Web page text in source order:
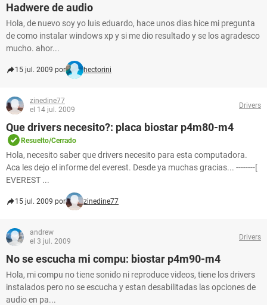
Hadwere de audio
Hola, de nuevo soy yo luis eduardo, hace unos dias hice mi pregunta
de como instalar windows xp y si me dio resultado y se los agradesco
mucho. ahor...
15 jul. 2009 por hectorini
zinedine77
el 14 jul. 2009
Drivers
Que drivers necesito?: placa biostar p4m80-m4
Resuelto/Cerrado
Hola, necesito saber que drivers necesito para esta computadora.
Aca les dejo el informe del everest. Desde ya muchas gracias... --------[
EVEREST ...
15 jul. 2009 por zinedine77
andrew
el 3 jul. 2009
Drivers
No se escucha mi compu: biostar p4m90-m4
Hola, mi compu no tiene sonido ni reproduce videos, tiene los drivers
instalados pero no se escucha y estan desabilitadas las opciones de
audio en pa...